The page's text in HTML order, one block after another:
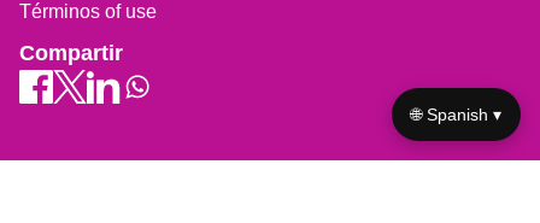
Términos of use
Compartir
🌐 Spanish ▾